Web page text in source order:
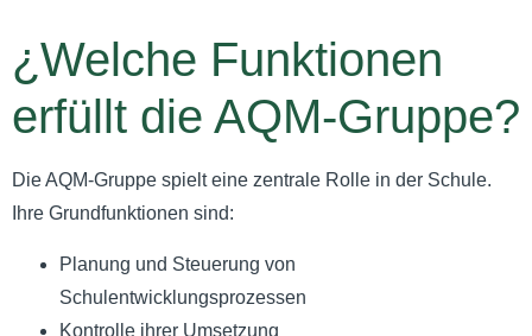
¿Welche Funktionen
erfüllt die AQM-Gruppe?
Die AQM-Gruppe spielt eine zentrale Rolle in der Schule.
Ihre Grundfunktionen sind:
Planung und Steuerung von
Schulentwicklungsprozessen
Kontrolle ihrer Umsetzung